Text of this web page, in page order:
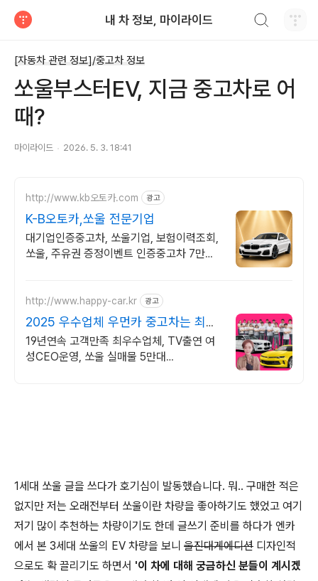
내 차 정보, 마이라이드
[자동차 관련 정보]/중고차 정보
쏘울부스터EV, 지금 중고차로 어
때?
마이라이드 2026. 5. 3. 18:41
http://www.kb오토카.com 광고
K-B오토카,쏘울 전문기업
대기업인증중고차, 쏘울기업, 보험이력조회,
쏘울, 주유권 증정이벤트 인증중고차 7만대
http://www.happy-car.kr 광고
2025 우수업체 우먼카 중고차는 최우
수모범업체에서!
19년연속 고객만족 최우수업체, TV출연 여
성CEO운영, 쏘울 실매물 5만대
1세대 쏘울 글을 쓰다가 호기심이 발동했습니다. 뭐.. 구매한 적은
없지만 저는 오래전부터 쏘울이란 차량을 좋아하기도 했었고 여기
저기 많이 추천하는 차량이기도 한데 글쓰기 준비를 하다가 엔카
에서 본 3세대 쏘울의 EV 차량을 보니 울진대게에디션 디자인적
으로도 확 끌리기도 하면서 '이 차에 대해 궁금하신 분들이 계시겠